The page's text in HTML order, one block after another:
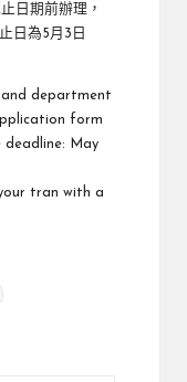
日期前辦理，
日為5月3日
department
form
May
tran with a